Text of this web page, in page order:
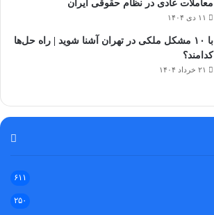
معاملات عادی در نظام حقوقی ایران
۱۱ دی ۱۴۰۴
با ۱۰ مشکل ملکی در تهران آشنا شوید | راه حل‌ها
کدامند؟
۲۱ خرداد ۱۴۰۴
۶۱۱
۲۵۰